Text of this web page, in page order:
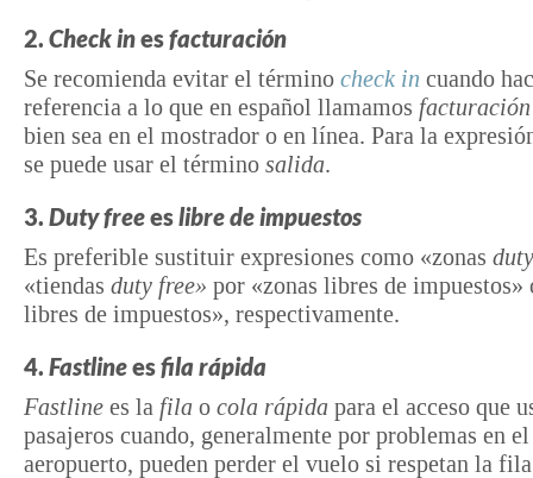
2. Check inesfacturación
Se recomienda evitar el término check in cuando
referencia a lo que en español llamamos facturación
bien sea en el mostrador o en línea. Para la
se puede usar el término salida.
3. Duty freeeslibre de impuestos
Es preferible sustituir expresiones como «zonas
«tiendas duty free» por «zonas libres de impuestos»
libres de impuestos», respectivamente.
4. Fastlineesfila rápida
Fastline es la fila o cola rápida para el acceso que
pasajeros cuando, generalmente por problemas en el
aeropuerto, pueden perder el vuelo si respetan la